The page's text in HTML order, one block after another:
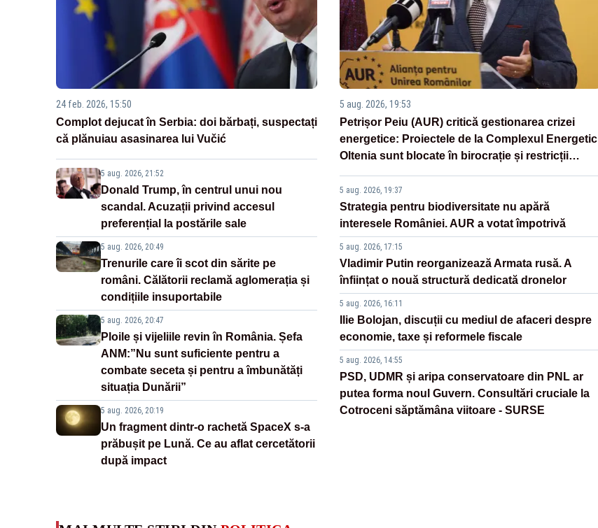
24 feb. 2026, 15:50
Complot dejucat în Serbia: doi bărbați, suspectați
că plănuiau asasinarea lui Vučić
5 aug. 2026, 21:52
Donald Trump, în centrul unui nou
scandal. Acuzații privind accesul
preferențial la postările sale
5 aug. 2026, 20:49
Trenurile care îi scot din sărite pe
români. Călătorii reclamă aglomerația și
condițiile insuportabile
5 aug. 2026, 20:47
Ploile și vijeliile revin în România. Șefa
ANM:”Nu sunt suficiente pentru a
combate seceta și pentru a îmbunătăți
situația Dunării”
5 aug. 2026, 20:19
Un fragment dintr-o rachetă SpaceX s-a
prăbușit pe Lună. Ce au aflat cercetătorii
după impact
5 aug. 2026, 19:53
Petrișor Peiu (AUR) critică gestionarea crizei
energetice: Proiectele de la Complexul Energetic
Oltenia sunt blocate în birocrație și restricții
5 aug. 2026, 19:37
Strategia pentru biodiversitate nu apără
interesele României. AUR a votat împotrivă
5 aug. 2026, 17:15
Vladimir Putin reorganizează Armata rusă. A
înființat o nouă structură dedicată dronelor
5 aug. 2026, 16:11
Ilie Bolojan, discuții cu mediul de afaceri despre
economie, taxe și reformele fiscale
5 aug. 2026, 14:55
PSD, UDMR și aripa conservatoare din PNL ar
putea forma noul Guvern. Consultări cruciale la
Cotroceni săptămâna viitoare - SURSE